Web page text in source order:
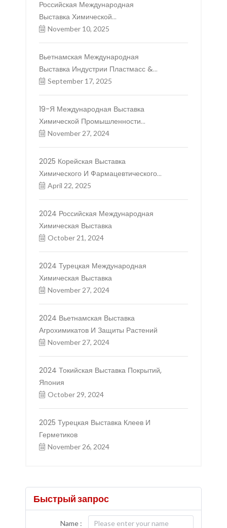
Российская Международная
Выставка Химической
Промышленности 2025 (ХИМИЯ)
November 10, 2025
Вьетнамская Международная
Выставка Индустрии Пластмасс &
Каучука
September 17, 2025
19-Я Международная Выставка
Химической Промышленности
Вьетнама И 21-Я Выставка
Химической Промышленности Китая
(Вьетнам)
November 27, 2024
2025 Корейская Выставка
Химического И Фармацевтического
Сырья
April 22, 2025
2024 Российская Международная
Химическая Выставка
October 21, 2024
2024 Турецкая Международная
Химическая Выставка
November 27, 2024
2024 Вьетнамская Выставка
Агрохимикатов И Защиты Растений
November 27, 2024
2024 Токийская Выставка Покрытий,
Япония
October 29, 2024
2025 Турецкая Выставка Клеев И
Герметиков
November 26, 2024
Быстрый запрос
Name :